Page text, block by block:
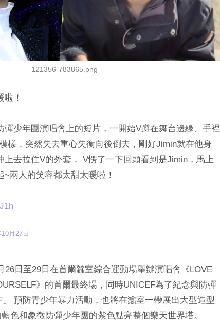
121356-783865.png
！
彈少年團演唱會上的短片，一開始V蹲在舞台邊緣、手裡
樣，突然失去重心失衡向後倒去，剛好Jimin就在他身
上去拉住V的外套， V愣了一下回頭看到是Jimin，馬上
兩人的笑容都太甜太暖啦！
月27日
26日至29日在首爾蠶室綜合運動場舉辦演唱會《LOVE
》的首爾最終場，同時UNICEF為了紀念與防彈
預防青少年暴力活動，也將在蠶室一帶展出大型造型
色和象徵防彈少年團的紫色點亮整個樂天世界塔。